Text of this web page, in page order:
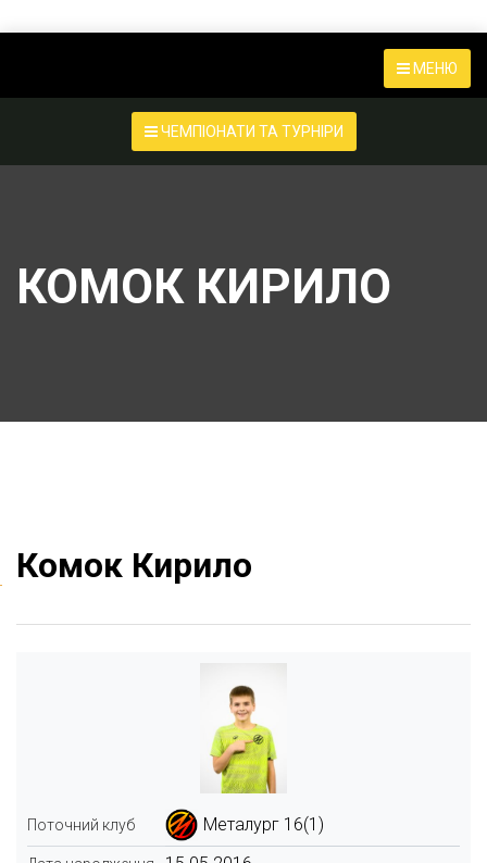
МЕНЮ
ЧЕМПІОНАТИ ТА ТУРНІРИ
КОМОК КИРИЛО
Комок Кирило
Поточний клуб Металург 16(1)